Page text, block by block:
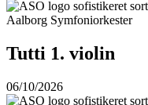
Aalborg Symfoniorkester
Tutti 1. violin
06/10/2026